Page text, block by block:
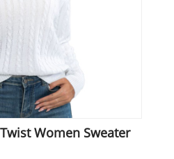
Women Sweater